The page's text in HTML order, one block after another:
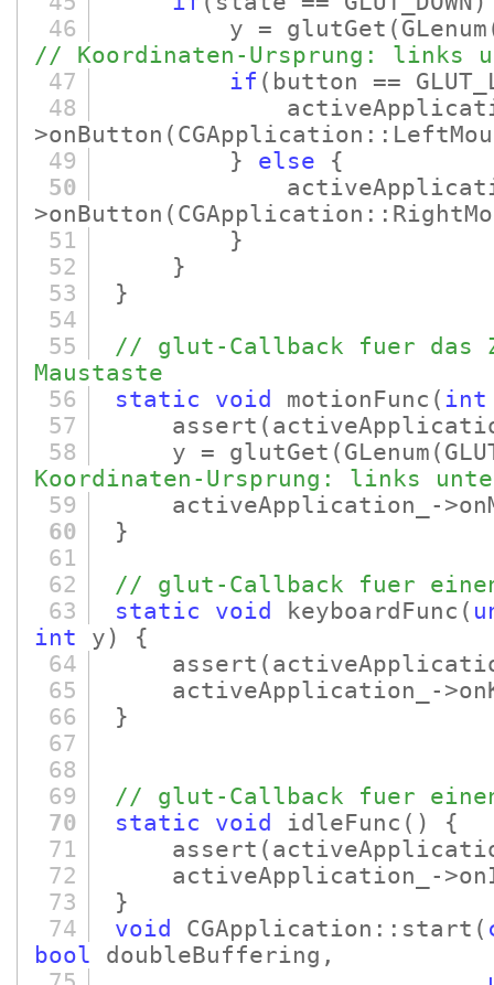
46
y = glutGet (GLenum
// Koordinaten-Ursprung: links
47
if (button ==
48
>onButton
49
} else {
50
>onButton
51
}
52
}
53
}
54
55
// glut-Callback fuer das
Maustaste
56
static void motionFunc ( int
57
assert
58
y = glutGet (GLenum
Koordinaten-Ursprung: links
59
activeApplication_-
60
}
61
62
// glut-Callback fuer
63
static void keyboardFunc (
int y)
{
64
assert
65
activeApplication_-
66
}
67
68
69
// glut-Callback fuer
70
static void idleFunc ()
{
71
assert
72
activeApplication_-
73
}
74
void CGApplication::start (
bool doubleBuffering,